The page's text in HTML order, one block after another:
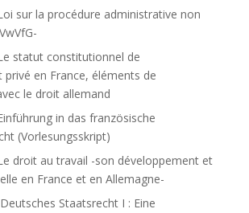
sur la procédure administrative non
statut constitutionnel de
privé en France, éléments de
le droit allemand
in das französische
(Vorlesungsskript)
Le droit au travail -son développement et
en France et en Allemagne-
Deutsches Staatsrecht I : Eine